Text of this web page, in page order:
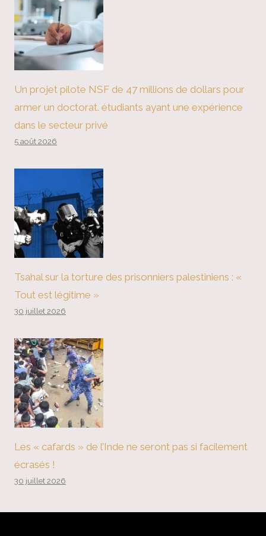
Un projet pilote NSF de 47 millions de dollars pour
armer un doctorat. étudiants ayant une expérience
dans le secteur privé
5 août 2026
Tsahal sur la torture des prisonniers palestiniens : «
Tout est légitime »
30 juillet 2026
Les « cafards » de l’Inde ne seront pas si facilement
écrasés !
30 juillet 2026